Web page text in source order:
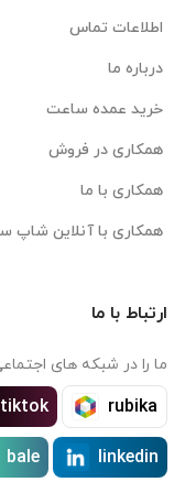
اطلاعات تماس
درباره ما
خرید عمده ساعت
همکاری در فروش
همکاری با ما
همکاری با آنلاین شاپ
ارتباط با ما
ما را در شبکه های
rubika
tiktok
linkedin
bale